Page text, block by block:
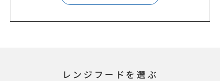
レンジフードを選ぶ